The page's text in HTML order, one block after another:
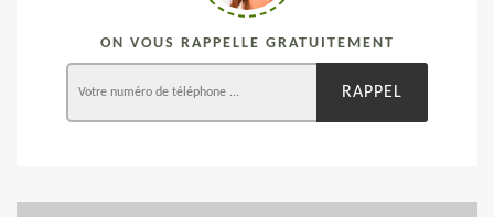
ON VOUS RAPPELLE GRATUITEMENT